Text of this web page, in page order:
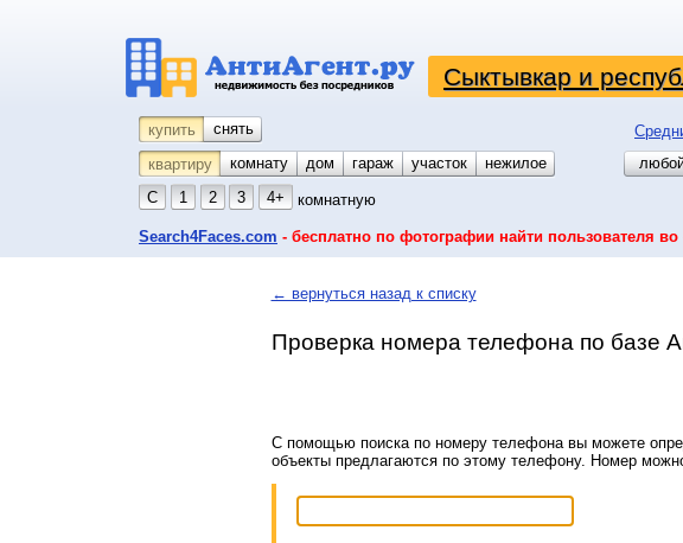
Сыктывкар и
купить снять
квартиру
комнату койко-место
дом гараж участок
нежилое
С
1 2 3 4+ комнатную
Search4Faces.com - бесплатно по фотографии найти пользователя
← вернуться назад к списку
Проверка номера телефона по базе
С помощью поиска по номеру телефона вы можете
объекты предлагаются по этому телефону. Номер